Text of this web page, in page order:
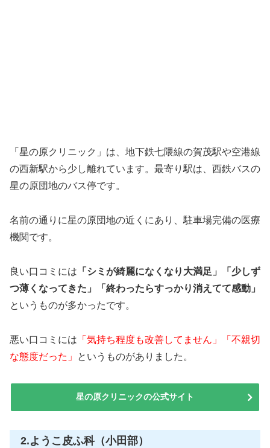
「星の原クリニック」は、地下鉄七隈線の賀茂駅や空港線
の西新駅から少し離れています。最寄り駅は、西鉄バスの
星の原団地のバス停です。
名前の通りに星の原団地の近くにあり、駐車場完備の医療
機関です。
良い口コミには 「シミが綺麗になくなり大満足」「少しず
つ薄くなってきた」「終わったらすっかり消えてて感動」
というものが多かったです。
悪い口コミには 「気持ち程度も改善してません」「不親切
な態度だった」
というものがありました。
星の原クリニックの公式サイト
2.ようこ皮ふ科（小田部）